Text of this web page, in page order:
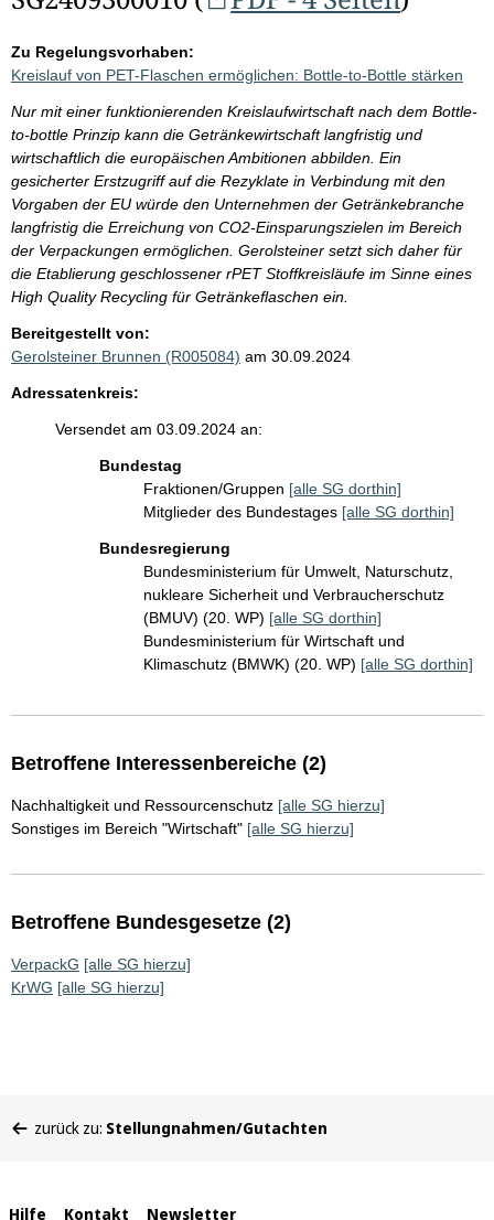
Zu Regelungsvorhaben:
Kreislauf von PET-Flaschen ermöglichen: Bottle-to-Bottle stärken
Nur mit einer funktionierenden Kreislaufwirtschaft nach dem Bottle-
to-bottle Prinzip kann die Getränkewirtschaft langfristig und
wirtschaftlich die europäischen Ambitionen abbilden. Ein
gesicherter Erstzugriff auf die Rezyklate in Verbindung mit den
Vorgaben der EU würde den Unternehmen der Getränkebranche
langfristig die Erreichung von CO2-Einsparungszielen im Bereich
der Verpackungen ermöglichen. Gerolsteiner setzt sich daher für
die Etablierung geschlossener rPET Stoffkreisläufe im Sinne eines
High Quality Recycling für Getränkeflaschen ein.
Bereitgestellt von:
Gerolsteiner Brunnen (R005084) am 30.09.2024
Adressatenkreis:
Versendet am 03.09.2024 an:
Bundestag
Fraktionen/Gruppen [alle SG dorthin]
Mitglieder des Bundestages [alle SG dorthin]
Bundesregierung
Bundesministerium für Umwelt, Naturschutz,
nukleare Sicherheit und Verbraucherschutz
(BMUV) (20. WP) [alle SG dorthin]
Bundesministerium für Wirtschaft und
Klimaschutz (BMWK) (20. WP) [alle SG dorthin]
Betroffene Interessenbereiche (2)
Nachhaltigkeit und Ressourcenschutz [alle SG hierzu]
Sonstiges im Bereich "Wirtschaft" [alle SG hierzu]
Betroffene Bundesgesetze (2)
VerpackG [alle SG hierzu]
KrWG [alle SG hierzu]
befinden
zurück zu: Stellungnahmen/Gutachten
Hilfe Kontakt Newsletter